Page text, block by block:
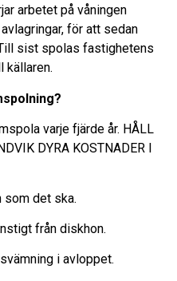
arbetet på våningen
för att sedan
sist spolas fastighetens
källaren.
varje fjärde år. HÅLL
DYRA KOSTNADER I
som det ska.
från diskhon.
i avloppet.